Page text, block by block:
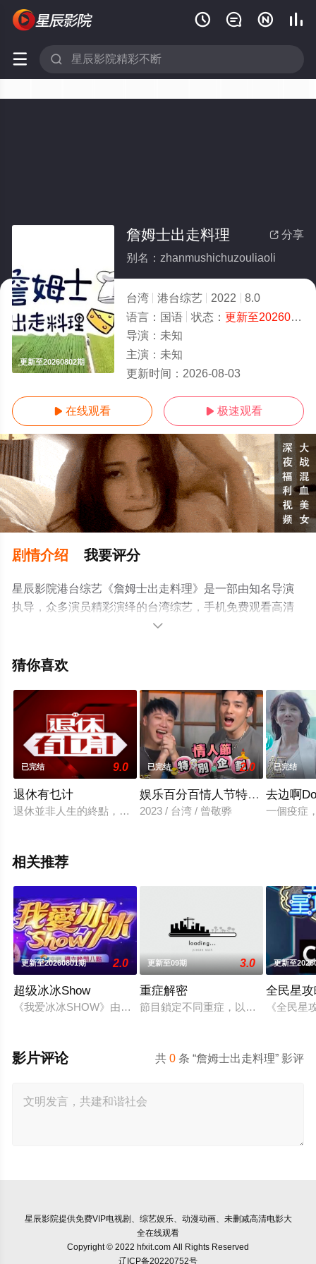
   
 
更新至20260802期
 分享
詹姆士出走料理
别名：zhanmushichuzouliaoli
台湾 港台综艺 2022
8.0
语言： 国语 状态： 更新至20260802期
导演： 未知
主演： 未知
更新时间： 2026-08-03
 在线观看  极速观看
剧情介绍 我要评分
星辰影院港台综艺《詹姆士出走料理》是一部由知名导演
执导，众多演员精彩演绎的台湾综艺，手机免费观看高清
无删减完整版综艺节目就上星辰影视，更多相关信息可移

猜你喜欢
已完结 9.0
退休有乜计
退休並非人生的終點，而是另一段旅程的開始。為迎接這個新
已完结 2.0
娱乐百分百情人节特别企划
2023 / 台湾 / 曾敬骅
已完结
去边啊
一個疫症
相关推荐
更新至20260801期 2.0
超级冰冰Show
《我爱冰冰SHOW》由天王天后主持人白冰冰、贺一航，以及
更新至09期 3.0
重症解密
節目鎖定不同重症，以深入淺出的方
更新至
全民星
《全民
共0 条 “詹姆士出走料理” 影评
影片评论
星辰影院提供免费VIP电视剧、综艺娱乐、动漫动画、未删减高清电影大
全在线观看
Copyright © 2022 hfxit.com All Rights Reserved
辽ICP备20220752号